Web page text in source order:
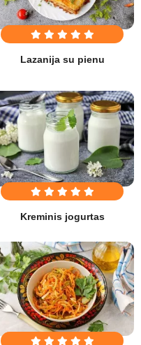
Lazanija su pienu
Kreminis jogurtas